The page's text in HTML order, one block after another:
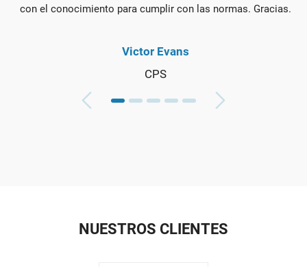
con el conocimiento para cumplir con las normas. Gracias.
Victor Evans
CPS
NUESTROS CLIENTES